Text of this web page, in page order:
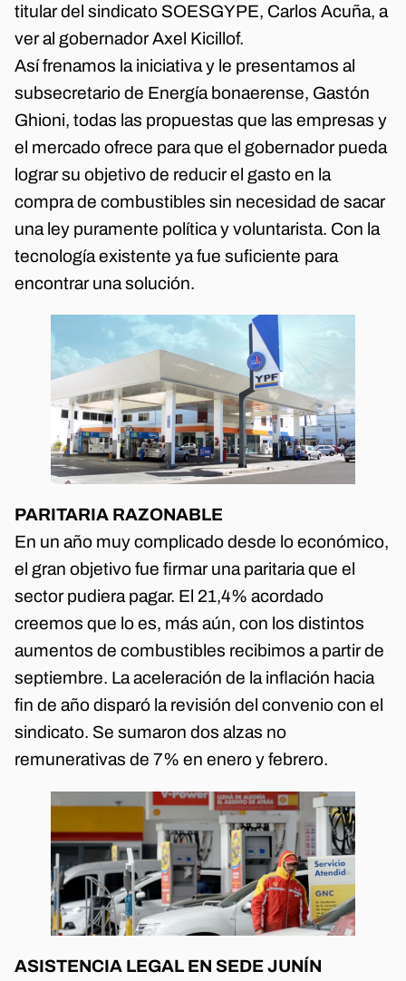
titular del sindicato SOESGYPE, Carlos Acuña, a
ver al gobernador Axel Kicillof.
Así frenamos la iniciativa y le presentamos al
subsecretario de Energía bonaerense, Gastón
Ghioni, todas las propuestas que las empresas y
el mercado ofrece para que el gobernador pueda
lograr su objetivo de reducir el gasto en la
compra de combustibles sin necesidad de sacar
una ley puramente política y voluntarista. Con la
tecnología existente ya fue suficiente para
encontrar una solución.
PARITARIA RAZONABLE
En un año muy complicado desde lo económico,
el gran objetivo fue firmar una paritaria que el
sector pudiera pagar. El 21,4% acordado
creemos que lo es, más aún, con los distintos
aumentos de combustibles recibimos a partir de
septiembre. La aceleración de la inflación hacia
fin de año disparó la revisión del convenio con el
sindicato. Se sumaron dos alzas no
remunerativas de 7% en enero y febrero.
ASISTENCIA LEGAL EN SEDE JUNÍN